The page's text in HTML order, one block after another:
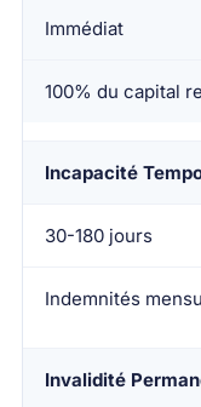
Immédiat
100% du capital
Incapacité
30-180 jours
Indemnités
Invalidité